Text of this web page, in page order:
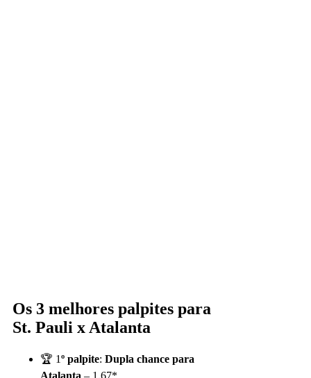
Os 3 melhores palpites para
St. Pauli x Atalanta
🏆 1º palpite: Dupla chance para
Atalanta – 1.67*